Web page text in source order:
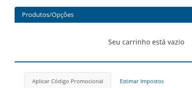
Produtos/Opções
Seu carrinho está vazio
Aplicar Código Promocional Estimar Impostos